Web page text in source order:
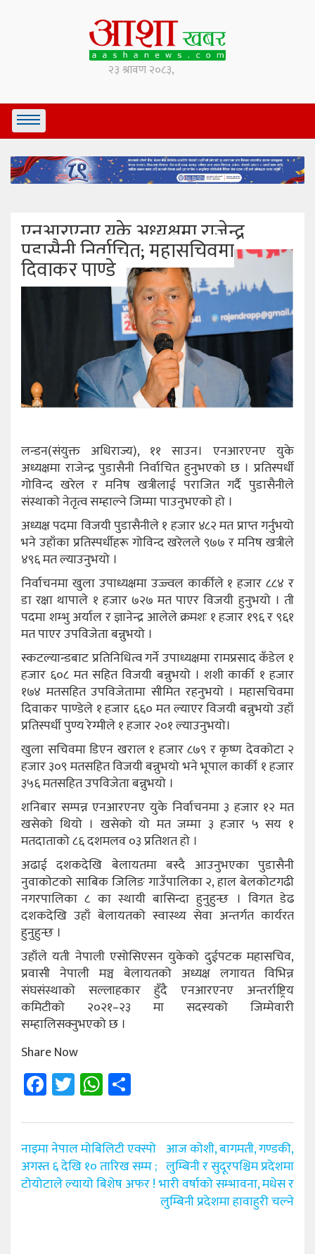
एनआरएनए युके अध्यक्षमा राजेन्द्र
पुडासैनी निर्वाचित; महासचिवमा
दिवाकर पाण्डे
लन्डन(संयुक्त अधिराज्य), ११ साउन। एनआरएनए युके
अध्यक्षमा राजेन्द्र पुडासैनी निर्वाचित हुनुभएको छ । प्रतिस्पर्धी
गोविन्द खरेल र मनिष खत्रीलाई पराजित गर्दै पुडासैनीले
संस्थाको नेतृत्व सम्हाल्ने जिम्मा पाउनुभएको हो ।
अध्यक्ष पदमा विजयी पुडासैनीले १ हजार ४८२ मत प्राप्त गर्नुभयो
भने उहाँका प्रतिस्पर्धीहरू गोविन्द खरेलले ९७७ र मनिष खत्रीले
४९६ मत ल्याउनुभयो ।
निर्वाचनमा खुला उपाध्यक्षमा उज्ज्वल कार्कीले १ हजार ८८४ र
डा रक्षा थापाले १ हजार ७२७ मत पाएर विजयी हुनुभयो । ती
पदमा शम्भु अर्याल र ज्ञानेन्द्र आलेले क्रमशः १ हजार १९६ र ९६१
मत पाएर उपविजेता बन्नुभयो ।
स्कटल्यान्डबाट प्रतिनिधित्व गर्ने उपाध्यक्षमा रामप्रसाद कँडेल १
हजार ६०८ मत सहित विजयी बन्नुभयो । शशी कार्की १ हजार
१७४ मतसहित उपविजेतामा सीमित रहनुभयो । महासचिवमा
दिवाकर पाण्डेले १ हजार ६६० मत ल्याएर विजयी बन्नुभयो उहाँ
प्रतिस्पर्धी पुण्य रेग्मीले १ हजार २०१ ल्याउनुभयो।
खुला सचिवमा डिएन खराल १ हजार ८७९ र कृष्ण देवकोटा २
हजार ३०९ मतसहित विजयी बन्नुभयो भने भूपाल कार्की १ हजार
३५६ मतसहित उपविजेता बन्नुभयो ।
शनिबार सम्पन्न एनआरएनए युके निर्वाचनमा ३ हजार १२ मत
खसेको थियो । खसेको यो मत जम्मा ३ हजार ५ सय १
मतदाताको ८६ दशमलव ०३ प्रतिशत हो ।
अढाई दशकदेखि बेलायतमा बस्दै आउनुभएका पुडासैनी
नुवाकोटको साबिक जिलिङ गाउँपालिका २, हाल बेलकोटगढी
नगरपालिका ८ का स्थायी बासिन्दा हुनुहुन्छ । विगत डेढ
दशकदेखि उहाँ बेलायतको स्वास्थ्य सेवा अन्तर्गत कार्यरत
हुनुहुन्छ ।
उहाँले यती नेपाली एसोसिएसन युकेको दुईपटक महासचिव,
प्रवासी नेपाली मञ्च बेलायतको अध्यक्ष लगायत विभिन्न
संघसंस्थाको सल्लाहकार हुँदै एनआरएनए अन्तर्राष्ट्रिय
कमिटीको २०२१–२३ मा सदस्यको जिम्मेवारी
सम्हालिसक्नुभएको छ ।
Share Now
Facebook
TwitterWhatsApp
Post
navigation
नाइमा नेपाल मोबिलिटी एक्स्पो
अगस्त ६ देखि १० तारिख सम्म ;
टोयोटाले ल्यायो बिशेष अफर !
आज कोशी, बागमती, गण्डकी,
लुम्बिनी र सुदूरपश्चिम प्रदेशमा
भारी वर्षाको सम्भावना, मधेस र
लुम्बिनी प्रदेशमा हावाहुरी चल्ने